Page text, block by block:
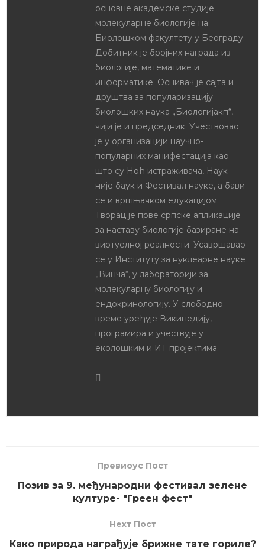
основне академске студије
молекуларне биологије на
Биолошком факултету у Београду.
Добитник је бројних награда из
биологије, математике и
информатике. Оснивач је сајта и
друштва за популаризацију
биолошких наука „Биологијакп“,
чији је и председник. Учествовао
је у организацији научно-
популарних манифестација као
што су Ноћ истраживача, Наук
није баук и Фестивал науке, а бави
се и вршњачком едукацијом.
Творац је прве српске апликације
за наставу биологије базиране на
виртуелној реалности. Усавршавао
се у Институту за нуклеарне науке
„Винча“, у лабораторији за
молекуларну биологију и
ендокринологију. У слободно
време уређује Википедију,
програмира и учествује у
еколошким и ИТ пројектима.
Превиоус Пост
Позив за 9. међународни фестивал зелене
културе- "Греен фест"
Неxт Пост
Како природа награђује брижне тате гориле?